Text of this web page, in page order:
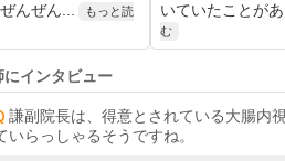
んぜん...
もっと読
いていたことが
む
にインタビュー
謙副院長は、得意とされている大腸内
いらっしゃるそうですね。